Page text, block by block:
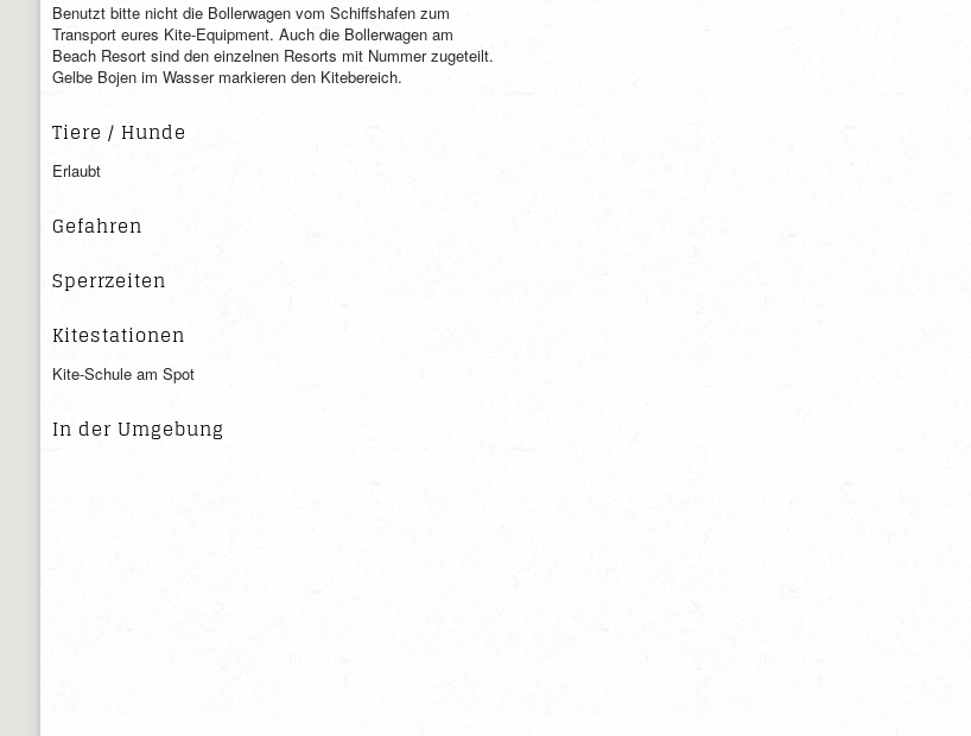
Benutzt bitte nicht die Bollerwagen vom Schiffshafen zum
Transport eures Kite-Equipment. Auch die Bollerwagen am
Beach Resort sind den einzelnen Resorts mit Nummer zugeteilt.
Gelbe Bojen im Wasser markieren den Kitebereich.
Tiere / Hunde
Erlaubt
Gefahren
Sperrzeiten
Kitestationen
Kite-Schule am Spot
In der Umgebung